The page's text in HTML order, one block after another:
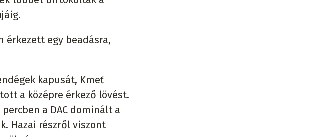
érkezett egy beadásra,
kapusát, Kmeť
a középre érkező lövést.
a DAC dominált a
Hazai részről viszont